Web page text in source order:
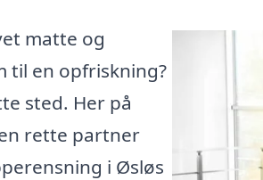
matte og
til en opfriskning?
sted. Her på
rette partner
i Øsløs